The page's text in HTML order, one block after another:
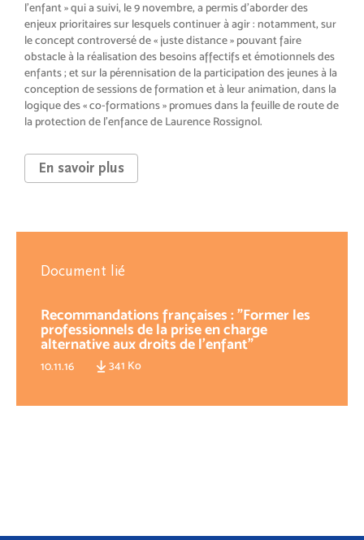
l’enfant » qui a suivi, le 9 novembre, a permis d’aborder des
enjeux prioritaires sur lesquels continuer à agir : notamment, sur
le concept controversé de « juste distance » pouvant faire
obstacle à la réalisation des besoins affectifs et émotionnels des
enfants ; et sur la pérennisation de la participation des jeunes à la
conception de sessions de formation et à leur animation, dans la
logique des « co-formations » promues dans la feuille de route de
la protection de l’enfance de Laurence Rossignol.
En savoir plus
Document lié
Recommandations françaises : "Former les
professionnels de la prise en charge
alternative aux droits de l'enfant"
10.11.16 341 Ko